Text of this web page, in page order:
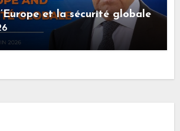
et la sécurité globale